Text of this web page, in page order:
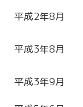
平成2年8月
平成3年8月
平成3年9月